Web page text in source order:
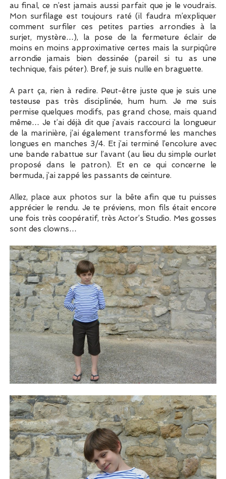
au final, ce n’est jamais aussi parfait que je le voudrais.
Mon surfilage est toujours raté (il faudra m’expliquer
comment surfiler ces petites parties arrondies à la
surjet, mystère…), la pose de la fermeture éclair de
moins en moins approximative certes mais la surpiqûre
arrondie jamais bien dessinée (pareil si tu as une
technique, fais péter). Bref, je suis nulle en braguette.
A part ça, rien à redire. Peut-être juste que je suis une
testeuse pas très disciplinée, hum hum. Je me suis
permise quelques modifs, pas grand chose, mais quand
même… Je t’ai déjà dit que j’avais raccourci la longueur
de la marinière, j’ai également transformé les manches
longues en manches 3/4. Et j’ai terminé l’encolure avec
une bande rabattue sur l’avant (au lieu du simple ourlet
proposé dans le patron). Et en ce qui concerne le
bermuda, j’ai zappé les passants de ceinture.
Allez, place aux photos sur la bête afin que tu puisses
apprécier le rendu. Je te préviens, mon fils était encore
une fois très coopératif, très Actor’s Studio. Mes gosses
sont des clowns…